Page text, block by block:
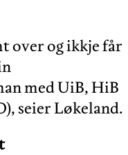
over og ikkje får
med UiB, HiB
seier Løkeland.